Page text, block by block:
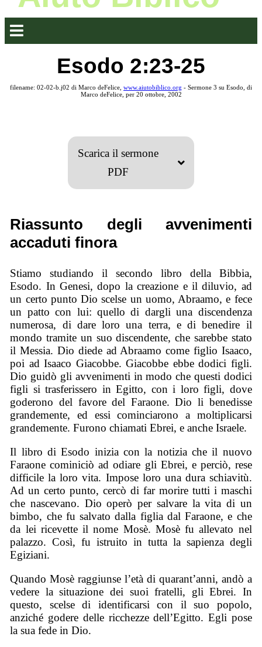
Esodo 2:23-25
filename: 02-02-b.j02 di Marco deFelice, www.aiutobiblico.org - Sermone 3 su Esodo, di
Marco deFelice, per 20 ottobre, 2002
Scarica il sermone
PDF
Riassunto degli avvenimenti
accaduti finora
Stiamo studiando il secondo libro della Bibbia,
Esodo. In Genesi, dopo la creazione e il diluvio, ad
un certo punto Dio scelse un uomo, Abraamo, e fece
un patto con lui: quello di dargli una discendenza
numerosa, di dare loro una terra, e di benedire il
mondo tramite un suo discendente, che sarebbe stato
il Messia. Dio diede ad Abraamo come figlio Isaaco,
poi ad Isaaco Giacobbe. Giacobbe ebbe dodici figli.
Dio guidò gli avvenimenti in modo che questi dodici
figli si trasferissero in Egitto, con i loro figli, dove
goderono del favore del Faraone. Dio li benedisse
grandemente, ed essi cominciarono a moltiplicarsi
grandemente. Furono chiamati Ebrei, e anche Israele.
Il libro di Esodo inizia con la notizia che il nuovo
Faraone cominiciò ad odiare gli Ebrei, e perciò, rese
difficile la loro vita. Impose loro una dura schiavitù.
Ad un certo punto, cercò di far morire tutti i maschi
che nascevano. Dio operò per salvare la vita di un
bimbo, che fu salvato dalla figlia dal Faraone, e che
da lei ricevette il nome Mosè. Mosè fu allevato nel
palazzo. Così, fu istruito in tutta la sapienza degli
Egiziani.
Quando Mosè raggiunse l’età di quarant’anni, andò a
vedere la situazione dei suoi fratelli, gli Ebrei. In
questo, scelse di identificarsi con il suo popolo,
anziché godere delle ricchezze dell’Egitto. Egli pose
la sua fede in Dio.